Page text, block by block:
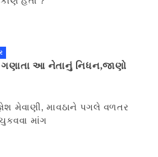
ગણાતા આ નેતાનું નિધન,જાણો